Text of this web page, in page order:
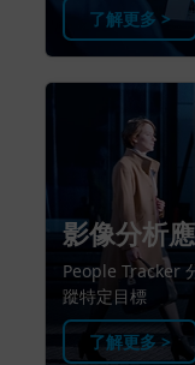
了解更多 >
影像分析
People Tracker
蹤特定目標
了解更多 >